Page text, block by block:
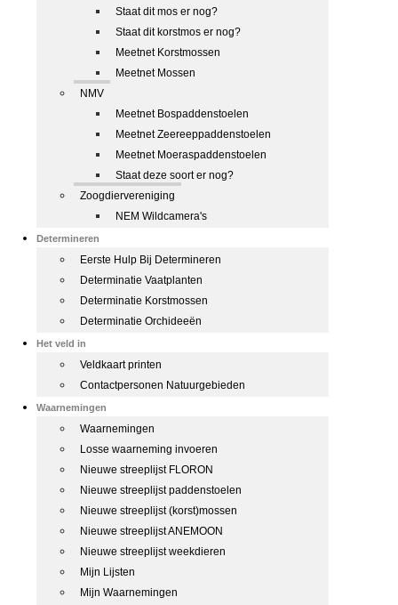
Staat dit mos er nog?
Staat dit korstmos er nog?
Meetnet Korstmossen
Meetnet Mossen
NMV
Meetnet Bospaddenstoelen
Meetnet Zeereeppaddenstoelen
Meetnet Moeraspaddenstoelen
Staat deze soort er nog?
Zoogdiervereniging
NEM Wildcamera's
Determineren
Eerste Hulp Bij Determineren
Determinatie Vaatplanten
Determinatie Korstmossen
Determinatie Orchideeën
Het veld in
Veldkaart printen
Contactpersonen Natuurgebieden
Waarnemingen
Waarnemingen
Losse waarneming invoeren
Nieuwe streeplijst FLORON
Nieuwe streeplijst paddenstoelen
Nieuwe streeplijst (korst)mossen
Nieuwe streeplijst ANEMOON
Nieuwe streeplijst weekdieren
Mijn Lijsten
Mijn Waarnemingen